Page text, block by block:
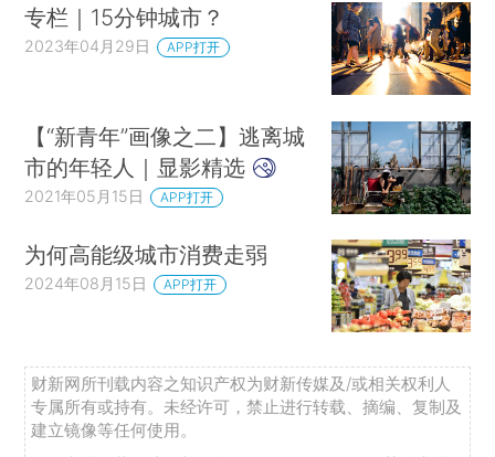
专栏｜15分钟城市？
2023年04月29日 APP打开
【“新青年”画像之二】逃离城
市的年轻人｜显影精选
2021年05月15日 APP打开
为何高能级城市消费走弱
2024年08月15日 APP打开
财新网所刊载内容之知识产权为财新传媒及/或相关权利人
专属所有或持有。未经许可，禁止进行转载、摘编、复制及
建立镜像等任何使用。